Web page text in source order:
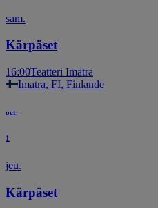
sam.
Kärpäset
16:00Teatteri Imatra
Imatra, FI, Finlande
oct.
1
jeu.
Kärpäset